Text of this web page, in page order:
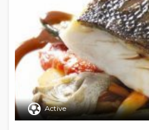
Active